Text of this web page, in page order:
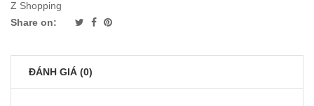
Z Shopping
Share on:
ĐÁNH GIÁ (0)